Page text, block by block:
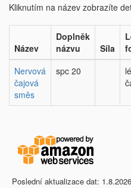
Kliknutím na název zobrazíte
Název
Doplněk
názvu
Síla
Nervová
čajová
směs
spc 20
Poslední aktualizace dat: